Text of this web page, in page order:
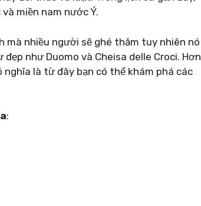
miền nam nước Ý.
mà nhiều người sẽ ghé thăm tuy nhiên nó
như Duomo và Cheisa delle Croci. Hơn
nghĩa là từ đây bạn có thể khám phá các
: